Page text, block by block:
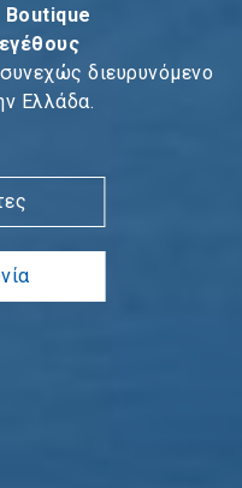
Boutique
διευρυνόμενο
Ελλάδα.